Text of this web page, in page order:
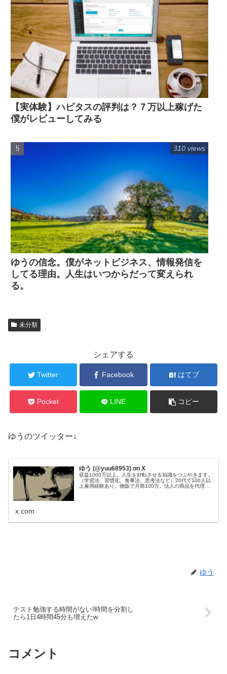
【実体験】ハピタスの評判は？７万以上稼げた
僕がレビューしてみる
ゆうの信念。僕がネットビジネス、情報発信を
してる理由。人生はいつからだって変えられ
る。
310 views
未分類
シェアする
Twitter Facebook はてブ
Pocket LINE コピー
ゆうのツイッター↓
ゆう (@yuu68953) on X
収益1000万以上。人生を好転させる知識をつぶやきます。
（学習法、習慣化、食事法、思考法など）20代で100人以
上雇用経験あり。物販で月商100万。法人の商品を代理販
x.com
ゆう
テスト勉強する時間がない!時間を分割し
たら1日4時間45分も増えたw
コメント